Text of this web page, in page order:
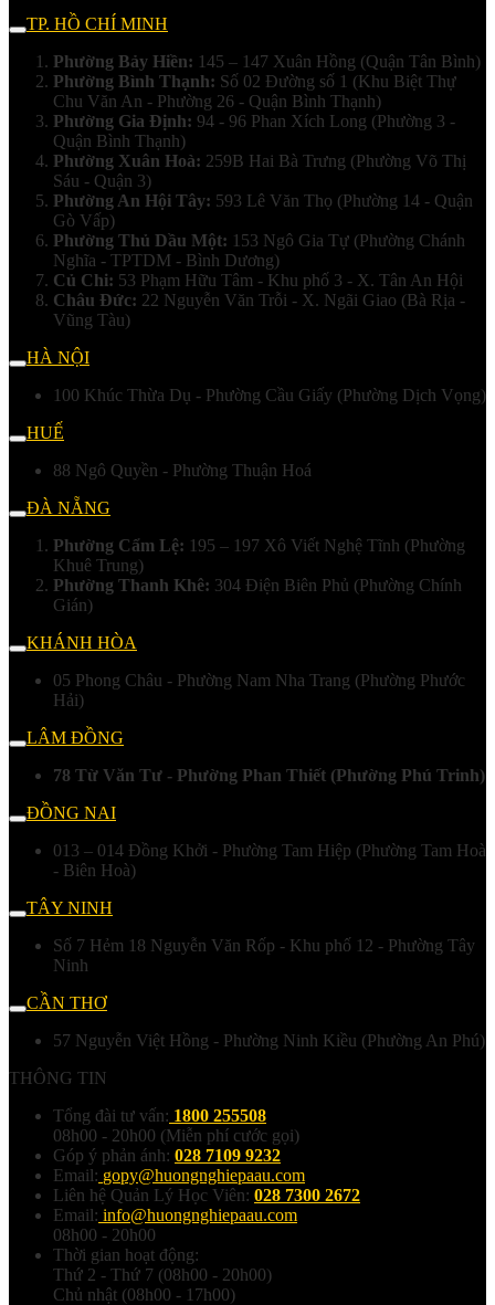
TP. HỒ CHÍ MINH
Phường Bảy Hiền: 145 – 147 Xuân Hồng (Quận Tân Bình)
Phường Bình Thạnh: Số 02 Đường số 1 (Khu Biệt Thự
Chu Văn An - Phường 26 - Quận Bình Thạnh)
Phường Gia Định: 94 - 96 Phan Xích Long (Phường 3 -
Quận Bình Thạnh)
Phường Xuân Hoà: 259B Hai Bà Trưng (Phường Võ Thị
Sáu - Quận 3)
Phường An Hội Tây: 593 Lê Văn Thọ (Phường 14 - Quận
Gò Vấp)
Phường Thủ Dầu Một: 153 Ngô Gia Tự (Phường Chánh
Nghĩa - TPTDM - Bình Dương)
Củ Chi: 53 Phạm Hữu Tâm - Khu phố 3 - X. Tân An Hội
Châu Đức: 22 Nguyễn Văn Trỗi - X. Ngãi Giao (Bà Rịa -
Vũng Tàu)
HÀ NỘI
100 Khúc Thừa Dụ - Phường Cầu Giấy (Phường Dịch Vọng)
HUẾ
88 Ngô Quyền - Phường Thuận Hoá
ĐÀ NẴNG
Phường Cẩm Lệ: 195 – 197 Xô Viết Nghệ Tĩnh (Phường
Khuê Trung)
Phường Thanh Khê: 304 Điện Biên Phủ (Phường Chính
Gián)
KHÁNH HÒA
05 Phong Châu - Phường Nam Nha Trang (Phường Phước
Hải)
LÂM ĐỒNG
78 Từ Văn Tư - Phường Phan Thiết (Phường Phú Trinh)
ĐỒNG NAI
013 – 014 Đồng Khởi - Phường Tam Hiệp (Phường Tam Hoà
- Biên Hoà)
TÂY NINH
Số 7 Hẻm 18 Nguyễn Văn Rốp - Khu phố 12 - Phường Tây
Ninh
CẦN THƠ
57 Nguyễn Việt Hồng - Phường Ninh Kiều (Phường An Phú)
THÔNG TIN
Tổng đài tư vấn: 1800 255508
08h00 - 20h00 (Miễn phí cước gọi)
Góp ý phản ánh: 028 7109 9232
Email: gopy@huongnghiepaau.com
Liên hệ Quản Lý Học Viên: 028 7300 2672
Email: info@huongnghiepaau.com
08h00 - 20h00
Thời gian hoạt động:
Thứ 2 - Thứ 7 (08h00 - 20h00)
Chủ nhật (08h00 - 17h00)